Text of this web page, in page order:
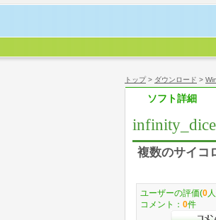
トップ> ダウンロード >
ソフト詳細
infinity_dice
複数のサイコ
ユーザーの評価(0
コメント： 0件